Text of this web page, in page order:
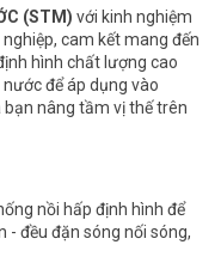
(STM) với kinh nghiệm
cam kết mang đến
hình chất lượng cao
để áp dụng vào
nâng tầm vị thế trên
nồi hấp định hình để
đều đặn sóng nối sóng,